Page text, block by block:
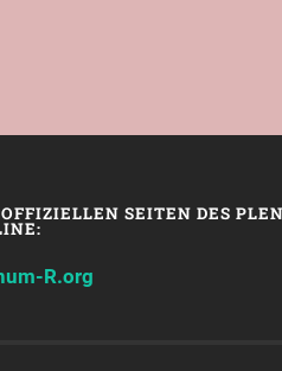
SEITEN DES
R.org